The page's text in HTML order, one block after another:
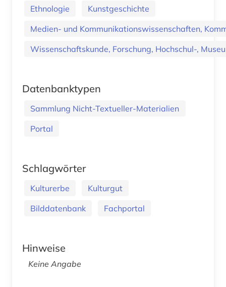
Ethnologie
Kunstgeschichte
Medien- und Kommunikationswissenschaften,
Wissenschaftskunde, Forschung, Hochschul-,
Datenbanktypen
Sammlung Nicht-Textueller-Materialien
Portal
Schlagwörter
Kulturerbe
Kulturgut
Bilddatenbank
Fachportal
Hinweise
Keine Angabe